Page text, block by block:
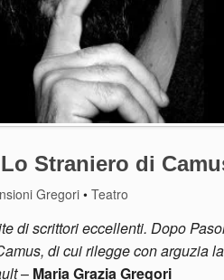
Straniero di
Gregori •Teatro
di scrittori eccellenti. Dopo
di cui rilegge con arguzia
– Maria Grazia Gregori